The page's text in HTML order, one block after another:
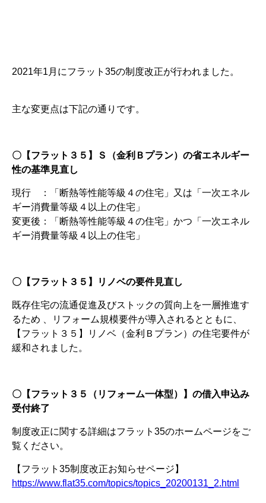
2021年1月にフラット35の制度改正が行われました。
主な変更点は下記の通りです。
〇【フラット３５】Ｓ（金利Ｂプラン）の省エネルギー
性の基準見直し
現行 ：「断熱等性能等級４の住宅」又は「一次エネル
ギー消費量等級４以上の住宅」
変更後：「断熱等性能等級４の住宅」かつ「一次エネル
ギー消費量等級４以上の住宅」
〇【フラット３５】リノベの要件見直し
既存住宅の流通促進及びストックの質向上を一層推進す
るため 、リフォーム規模要件が導入されるとともに、
【フラット３５】リノベ（金利Ｂプラン）の住宅要件が
緩和されました。
〇【フラット３５（リフォーム一体型）】の借入申込み
受付終了
制度改正に関する詳細はフラット35のホームページをご
覧ください。
【フラット35制度改正お知らせページ】
https://www.flat35.com/topics/topics_20200131_2.html